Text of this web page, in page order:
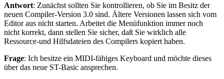
Antwort: Zunächst sollten Sie kontrollieren, ob Sie im Besitz der
neuen Compiler-Version 3.0 sind. Ältere Versionen lassen sich vom
Editor aus nicht starten. Arbeitet die Menüfunktion immer noch
nicht korrekt, dann stellen Sie sicher, daß Sie wirklich alle
Ressource-und Hilfsdateien des Compilers kopiert haben.
Frage: Ich besitze ein MIDI-fähiges Keyboard und möchte dieses
über das neue ST-Basic ansprechen.